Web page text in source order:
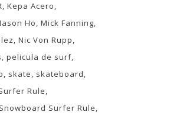
Kepa Acero
Ho Mick Fanning
Nic Von Rupp
pelicula de surf
skate
skateboard
Rule
Snowboard Surfer Rule